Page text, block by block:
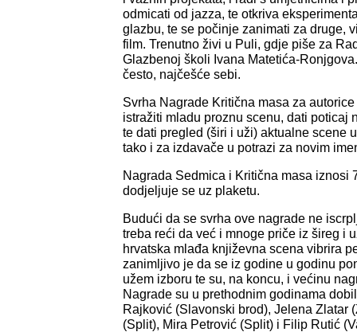
odmicati od jazza, te otkriva
glazbu, te se počinje zanimati za druge,
film. Trenutno živi u Puli, gdje piše za
Glazbenoj školi Ivana Matetića-
često, najčešće sebi.
Svrha Nagrade Kritična masa za
istražiti mladu proznu scenu, dati poticaj
te dati pregled (širi i uži) aktualne scene
tako i za izdavače u potrazi za novim
Nagrada Sedmica i Kritična masa iznosi
dodjeljuje se uz plaketu.
Budući da se svrha ove nagrade ne
treba reći da već i mnoge priče iz šireg i
hrvatska mlađa književna scena vibrira
zanimljivo je da se iz godine u godinu
užem izboru te su, na koncu, i većinu
Nagrade su u prethodnim godinama
Rajković (Slavonski brod), Jelena Zlatar
(Split), Mira Petrović (Split) i Filip Rutić